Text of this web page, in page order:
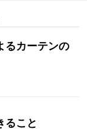
るカーテンの
ること